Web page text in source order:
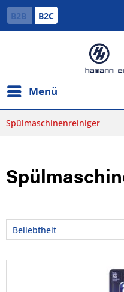
B2B B2C
Menü
Spülmaschinenreiniger